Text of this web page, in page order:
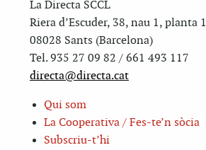
La Directa SCCL
Riera d’Escuder, 38, nau 1, planta 1
08028 Sants (Barcelona)
Tel. 935 27 09 82 / 661 493 117
directa@directa.cat
Qui som
La Cooperativa / Fes-te’n sòcia
Subscriu-t’hi